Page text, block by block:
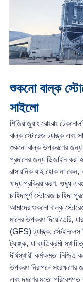
শুকনো বাল্ক
সাইলো
শিজিয়াজুয়াং ঝেংঝং
বাল্ক স্টোরেজ ট্যাঙ্ক এবং
শুকনো বাল্ক উপকরণের জন্য
প্রদানের জন্য ডিজাইন করা
রাসায়নিক যাই হোক না
খাদ্য প্রক্রিয়াকরণ, ওষুধ এবং
চাহিদাপূর্ণ স্টোরেজ চাহিদা
আমাদের শুকনো বাল্ক
মানের উপকরণ দিয়ে তৈরি,
(GFS) ট্যাঙ্ক, স্টেইনলেস
ট্যাঙ্ক, যা ব্যতিক্রমী
দীর্ঘস্থায়ী কর্মক্ষমতা
উপকরণ নিরাপদে সংরক্ষণের
এবং দূষণের মতো পরিবেশগত
যোগাযোগ